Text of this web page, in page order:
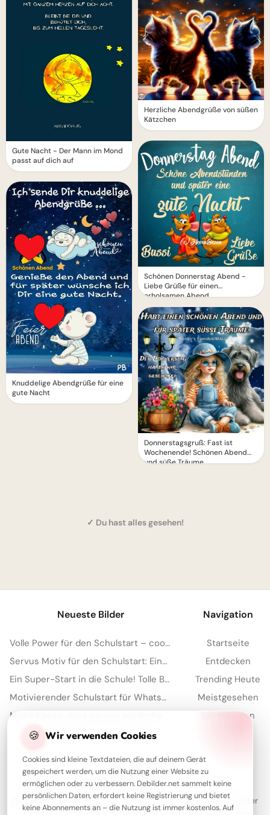
Gute Nacht - Der Mann im Mond
passt auf dich auf
Knuddelige Abendgrüße für eine
gute Nacht
Herzliche Abendgrüße von süßen
Kätzchen
Schönen Donnerstag Abend -
Liebe Grüße für einen
erholsamen Abend
Donnerstagsgruß: Fast ist
Wochenende! Schönen Abend
und süße Träume
✓ Du hast alles gesehen!
🍪 Wir verwenden Cookies
Cookies sind kleine Textdateien, die auf deinem Gerät
gespeichert werden, um die Nutzung einer Website zu
ermöglichen oder zu verbessern. Debilder.net sammelt keine
persönlichen Daten, erfordert keine Registrierung und bietet
keine Abonnements an – die Nutzung ist immer kostenlos. Auf
Neueste Bilder
Volle Power für den Schulstart – coole Sprüche für TikTok!
Servus Motiv für den Schulstart: Eine lustige Eichhörnchen Grafik für WhatsApp
Ein Super-Start in die Schule! Tolle Bilder für Pinterest zum Teilen.
Motivierender Schulstart für WhatsApp: Energiegeladen ins neue Schuljahr!
Navigation
Startseite
Entdecken
Trending Heute
Meistgesehen
Sammlungen
Über Debilder
Debilder ist deine Plattform für die schönsten Grüße und Bilder